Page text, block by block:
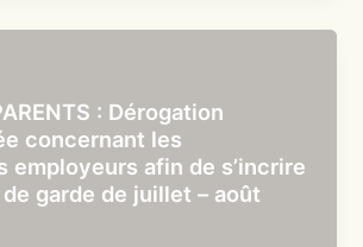
: Dérogation
concernant les
employeurs afin de s’incrire
garde de juillet – août